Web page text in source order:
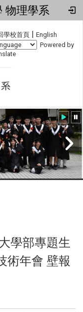
物理學系
學校首頁 | English
Powered by
學部專題生
術年會 壁報